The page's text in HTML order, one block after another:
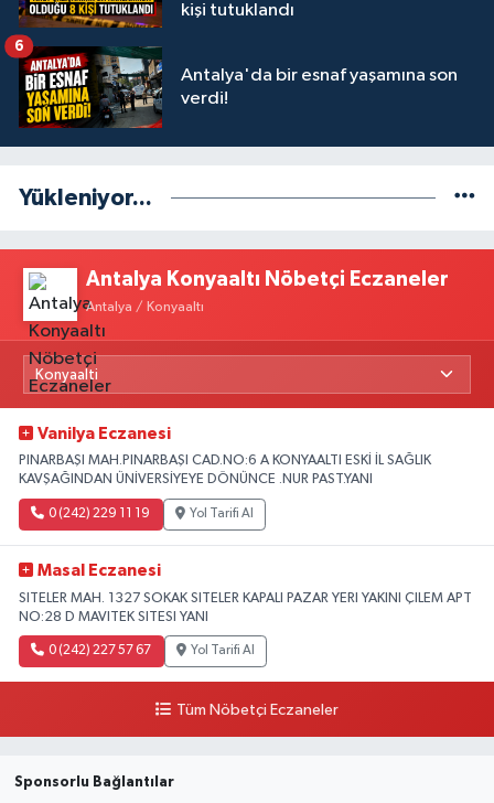
kişi tutuklandı
Antalya'da bir esnaf yaşamına son
verdi!
6
Yükleniyor...
Antalya Konyaaltı Nöbetçi Eczaneler
Antalya / Konyaaltı
Vanilya Eczanesi
PINARBAŞI MAH.PINARBAŞI CAD.NO:6 A KONYAALTI ESKİ İL SAĞLIK
KAVŞAĞINDAN ÜNİVERSİYEYE DÖNÜNCE .NUR PAST.YANI
0 (242) 229 11 19 Yol Tarifi Al
Masal Eczanesi
SITELER MAH. 1327 SOKAK SITELER KAPALI PAZAR YERI YAKINI ÇILEM APT
NO:28 D MAVITEK SITESI YANI
0 (242) 227 57 67 Yol Tarifi Al
Tüm Nöbetçi Eczaneler
Sponsorlu Bağlantılar